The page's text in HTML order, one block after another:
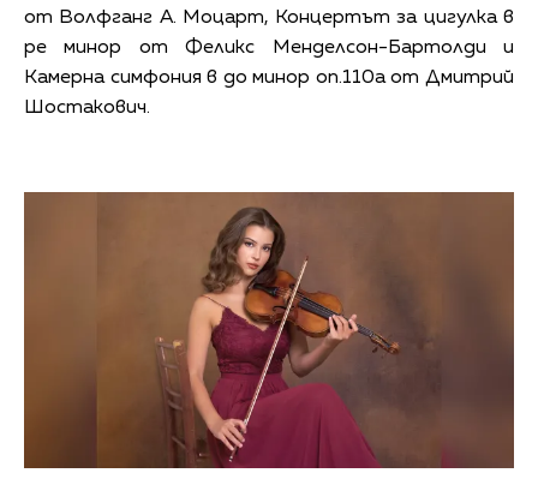
от Волфганг А. Моцарт, Концертът за цигулка в
ре минор от Феликс Менделсон-Бартолди и
Камерна симфония в до минор оп.110а от Дмитрий
Шостакович.